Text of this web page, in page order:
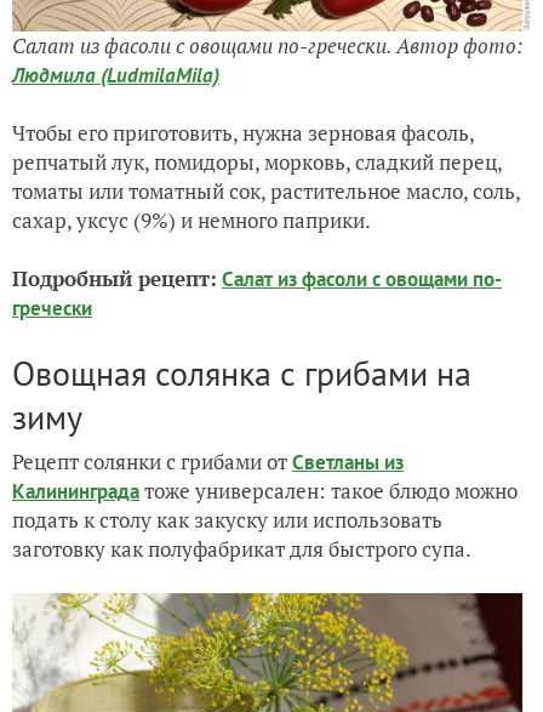
Салат из фасоли с овощами по-гречески. Автор фото:
Людмила (LudmilaMila)
Чтобы его приготовить, нужна зерновая фасоль,
репчатый лук, помидоры, морковь, сладкий перец,
томаты или томатный сок, растительное масло, соль,
сахар, уксус (9%) и немного паприки.
Подробный рецепт: Салат из фасоли с овощами по-
гречески
Овощная солянка с грибами на
зиму
Рецепт солянки с грибами отСветланы из
Калининградатоже универсален: такое блюдо можно
подать к столу как закуску или использовать
заготовку как полуфабрикат для быстрого супа.